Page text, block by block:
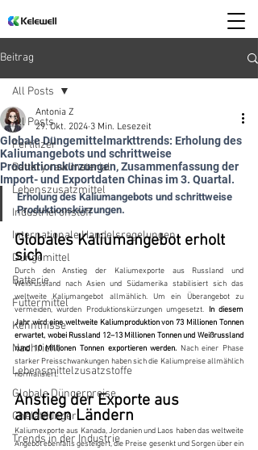
Beitrag
All Posts
Fertilizer
Battery raw material
Lebenszusatzmittel
Industrierohstoff
Internationale Handelsregelungen
Düngemittel
Batterie
Futtermittel
Kenntnisse
Nachricht
Lebensmittelzusatzstoffe
Globale Düngerpreise
Chelatdünger
Trends in der Industrie
All Posts
Globale Düngemittelmarkttrends: Erholung des
Kaliumangebots und schrittweise
Produktionskürzungen, Zusammenfassung der
Import- und Exportdaten Chinas im 3. Quartal.
Antonia Z
29. Okt. 2024 3 Min. Lesezeit
Erholung des Kaliumangebots und schrittweise
Produktionskürzungen.
Globales Kaliumangebot erholt
sich
Durch den Anstieg der Kaliumexporte aus Russland und
Weißrussland nach Asien und Südamerika stabilisiert sich das
weltweite Kaliumangebot allmählich. Um ein Überangebot zu
vermeiden, wurden Produktionskürzungen umgesetzt. In diesem
Jahr wird eine weltweite Kaliumproduktion von 73 Millionen Tonnen
erwartet, wobei Russland 12–13 Millionen Tonnen und Weißrussland
rund 10 Millionen Tonnen exportieren werden. Nach einer Phase
starker Preisschwankungen haben sich die Kaliumpreise allmählich
normalisiert.
Anstieg der Exporte aus
anderen Ländern
Kaliumexporte aus Kanada, Jordanien und Laos haben das weltweite
Angebot ebenfalls gesteigert, die Preise gesenkt und Sorgen über ein